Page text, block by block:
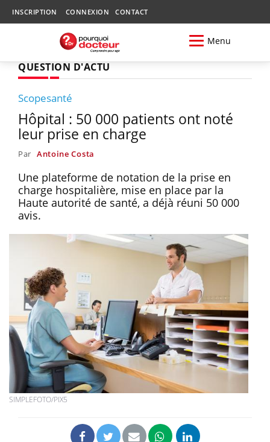
INSCRIPTION CONNEXION CONTACT
Menu
QUESTION D'ACTU
Scopesanté
Hôpital : 50 000 patients ont noté
leur prise en charge
Par Antoine Costa
Une plateforme de notation de la prise en
charge hospitalière, mise en place par la
Haute autorité de santé, a déjà réuni 50 000
avis.
SIMPLEFOTO/PIX5